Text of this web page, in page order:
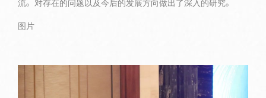
流。对存在的问题以及今后的发展方向做出了深入的研究。
图片